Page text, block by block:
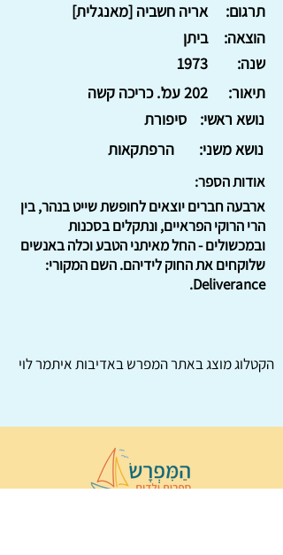
אריה חשביה [מאנגלית]
תרגום:
ביתן
הוצאה:
1973
שנה:
202 עמ'. כריכה קשה
תיאור:
סיפורת
נושא ראשי:
הרפתקאות
נושא משני:
אודות הספר:
ארבעה חברים יוצאים לחופשת שייט בנהר, בין
הרי הרוקי הפראיים, ונתקלים בסכנות
ובמכשולים - החל מאיתני הטבע וכלה באנשים
שלוקחים את החוק לידיהם. השם המקורי:
Deliverance.
הקטלוג מוצג באתרהמפרשבאדיבות איתמר לוי